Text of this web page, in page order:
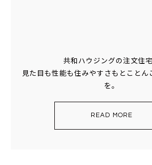
共和ハウジングの注文住宅
見た目も性能も住みやすさもとことん
を。
READ MORE